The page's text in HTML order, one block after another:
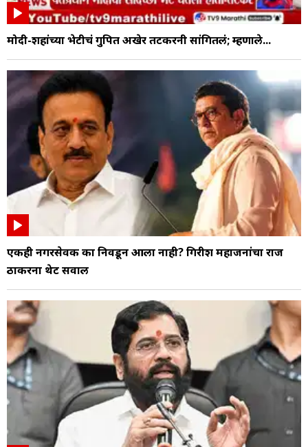
मोदी-शहांच्या भेटीचं गुपित अखेर तटकरेंनी सांगितलं; म्हणाले...
एकही नगरसेवक का निवडून आला नाही? गिरीश महाजनांचा राज
ठाकरेंना थेट सवाल